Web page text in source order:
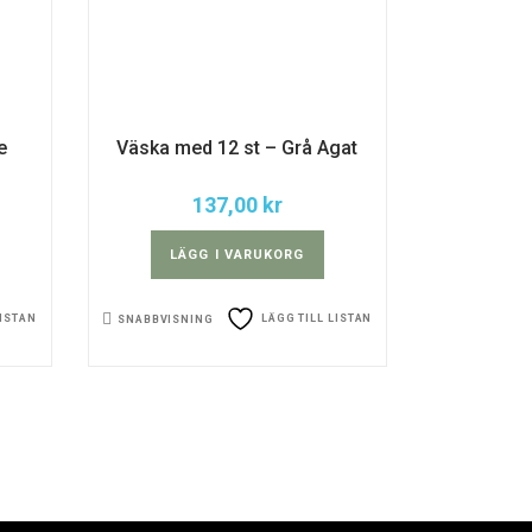
Väska med 12 st – Grå Agat
137,00 kr
LÄGG I VARUKORG
SNABBVISNING LÄGG TILL LISTAN